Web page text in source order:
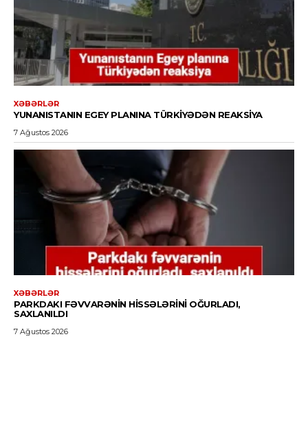
XƏBƏRLƏR
YUNANISTANIN EGEY PLANINA TÜRKIYƏDƏN REAKSIYA
7 Ağustos 2026
XƏBƏRLƏR
PARKDAKI FƏVVARƏNIN HISSƏLƏRINI OĞURLADI,
SAXLANILDI
7 Ağustos 2026